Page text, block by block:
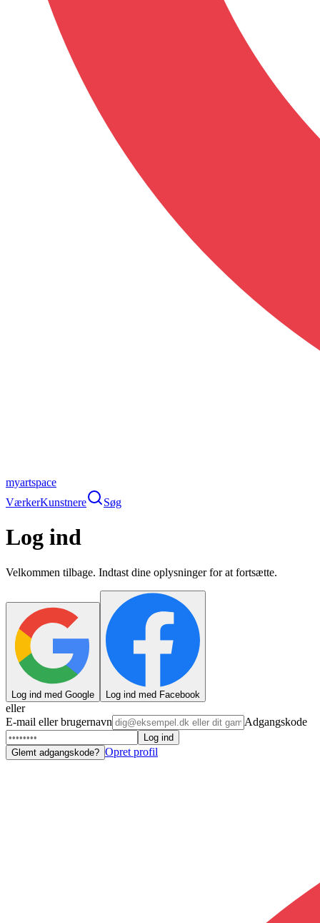
myartspace
VærkerKunstnere Søg
Log ind
Velkommen tilbage. Indtast dine oplysninger for at fortsætte.
Log ind med Google Log ind med Facebook
eller
E-mail eller brugernavn
Adgangskode
Log ind
Glemt adgangskode? Opret profil